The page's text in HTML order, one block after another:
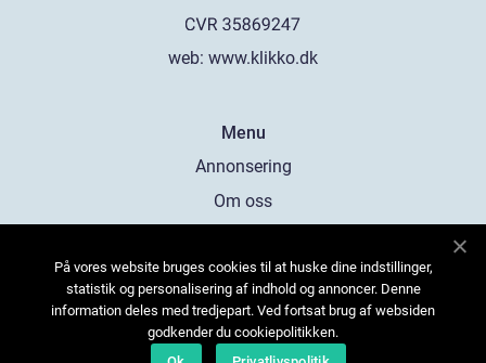
web: www.klikko.dk
Menu
Annonsering
Om oss
Kontakta oss
Sitemap
På vores website bruges cookies til at huske dine indstillinger,
statistik og personalisering af indhold og annoncer. Denne
information deles med tredjepart. Ved fortsat brug af websiden
godkender du cookiepolitikken.